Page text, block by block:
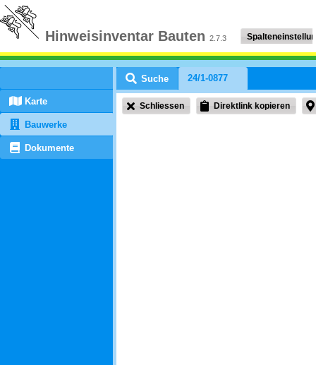
Hinweisinventar Bauten 2.7.3
Karte
Bauwerke
Dokumente
Suche 24/1-0877
Schliessen Direktlink kopieren
Bitte warten, die Applikation wird geladen